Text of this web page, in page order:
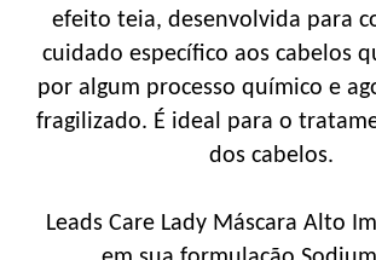
efeito teia, desenvolvida para
cuidado específico aos cabelos
por algum processo químico e
fragilizado. É ideal para o
dos cabelos.
Leads Care Lady Máscara Alto